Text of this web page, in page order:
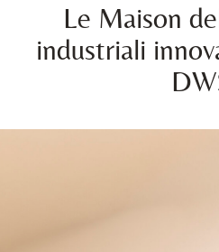
Le Maison
industriali